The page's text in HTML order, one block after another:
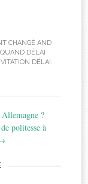
CHANGÉ AND
QUAND DÉLAI
DÉLAI.
?
politesse à